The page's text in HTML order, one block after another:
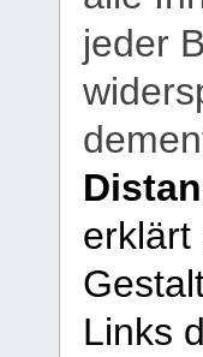
jeder
erklärt
Links